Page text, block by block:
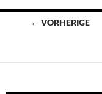
← VORHERIGE